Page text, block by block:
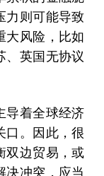
力则可能导致
大风险，比如
、英国无协议
导着全球经济
口。因此，很
双边贸易，或
决冲突，应当